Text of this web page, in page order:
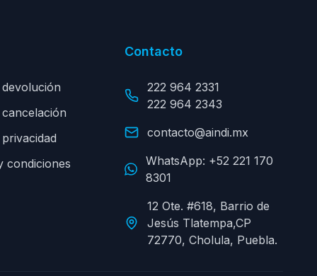
condiciones
Contacto
222 964 2331
222 964 2343
contacto@aindi.mx
WhatsApp: +52 221 170
8301
12 Ote. #618, Barrio de
Jesús Tlatempa,CP
72770, Cholula, Puebla.